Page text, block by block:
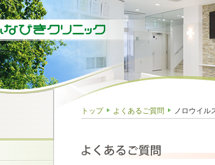
トップ よくあるご質問 ノロウイル